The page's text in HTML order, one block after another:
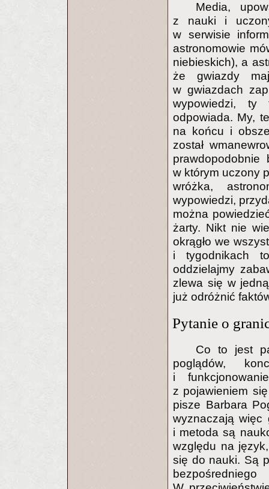
Media,
z nauki i
w serwisie
astronomowie
niebieskich), a
że gwiazdy
w gwiazdach
wypowiedzi, ty
odpowiada. My,
na końcu i
został
w którym uczony
wróżka,
wypowiedzi,
można
żarty. Nikt nie
okrągło we
i tygodnikach
oddzielajmy
zlewa się w
już odróżnić
Pytanie o
Co to jest
poglądów,
i
z pojawieniem
pisze Barbara
wyznaczają więc
i metoda są
względu na
się do nauki. Są